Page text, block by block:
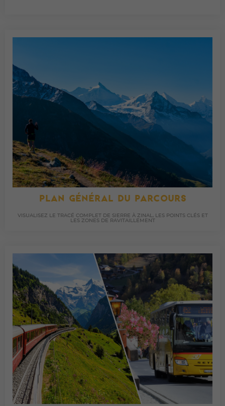
PLAN GÉNÉRAL DU PARCOURS
VISUALISEZ LE TRACÉ COMPLET DE SIERRE À ZINAL, LES POINTS CLÉS ET
LES ZONES DE RAVITAILLEMENT